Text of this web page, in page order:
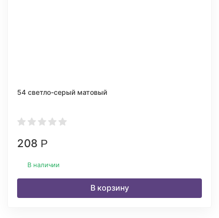
54 светло-серый матовый
208 Р
В наличии
В корзину